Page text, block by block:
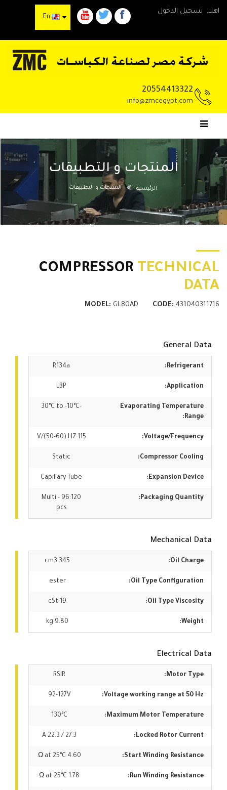
اهلا, تسجيل الدخول
20554413322
info@zmcegypt.com
المنتجات و التطبيقات
الرئيسية المنتجات و التطبيقات
COMPRESSOR TECHNICAL
DATA
MODEL: GL80AD CODE: 431040311716
General Data
Refrigerant:
R134a
Application:
LBP
Evaporating Temperature
Range:
-30°C to -10°C
Voltage/Frequency:
115 V/(50-60) HZ
Compressor Cooling:
Static
Expansion Device:
Capillary Tube
Packaging Quantity:
Multi - 96:120
pcs
Mechanical Data
Oil Charge:
345 cm3
Oil Type Configuration:
ester
Oil Type Viscosity:
19 cSt
Weight:
9.80 kg
Electrical Data
Motor Type:
RSIR
Voltage working range at 50 Hz:
92-127V
Maximum Motor Temperature:
130°C
Locked Rotor Current:
27.3 / 22.3 A
Start Winding Resistance:
4.60 Ω at 25°C
Run Winding Resistance:
1.78 Ω at 25°C